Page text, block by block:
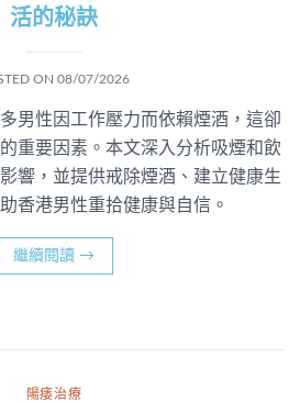
活的秘訣
ON 08/07/2026
男性因工作壓力而依賴煙酒，這卻
重要因素。本文深入分析吸煙和飲
響，並提供戒除煙酒、建立健康生
香港男性重拾健康與自信。
繼續閱讀 →
陽痿治療